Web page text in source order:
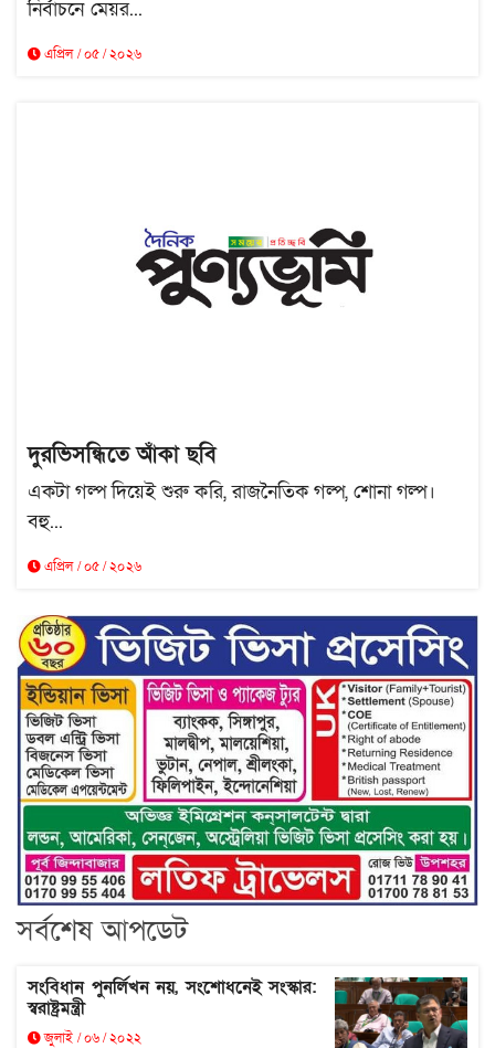
নির্বাচনে মেয়র...
এপ্রিল / ০৫ / ২০২৬
দুরভিসন্ধিতে আঁকা ছবি
একটা গল্প দিয়েই শুরু করি, রাজনৈতিক গল্প, শোনা গল্প।
বহু...
এপ্রিল / ০৫ / ২০২৬
সর্বশেষ আপডেট
সংবিধান পুনর্লিখন নয়, সংশোধনেই সংস্কার:
স্বরাষ্ট্রমন্ত্রী
জুলাই / ০৬ / ২০২২